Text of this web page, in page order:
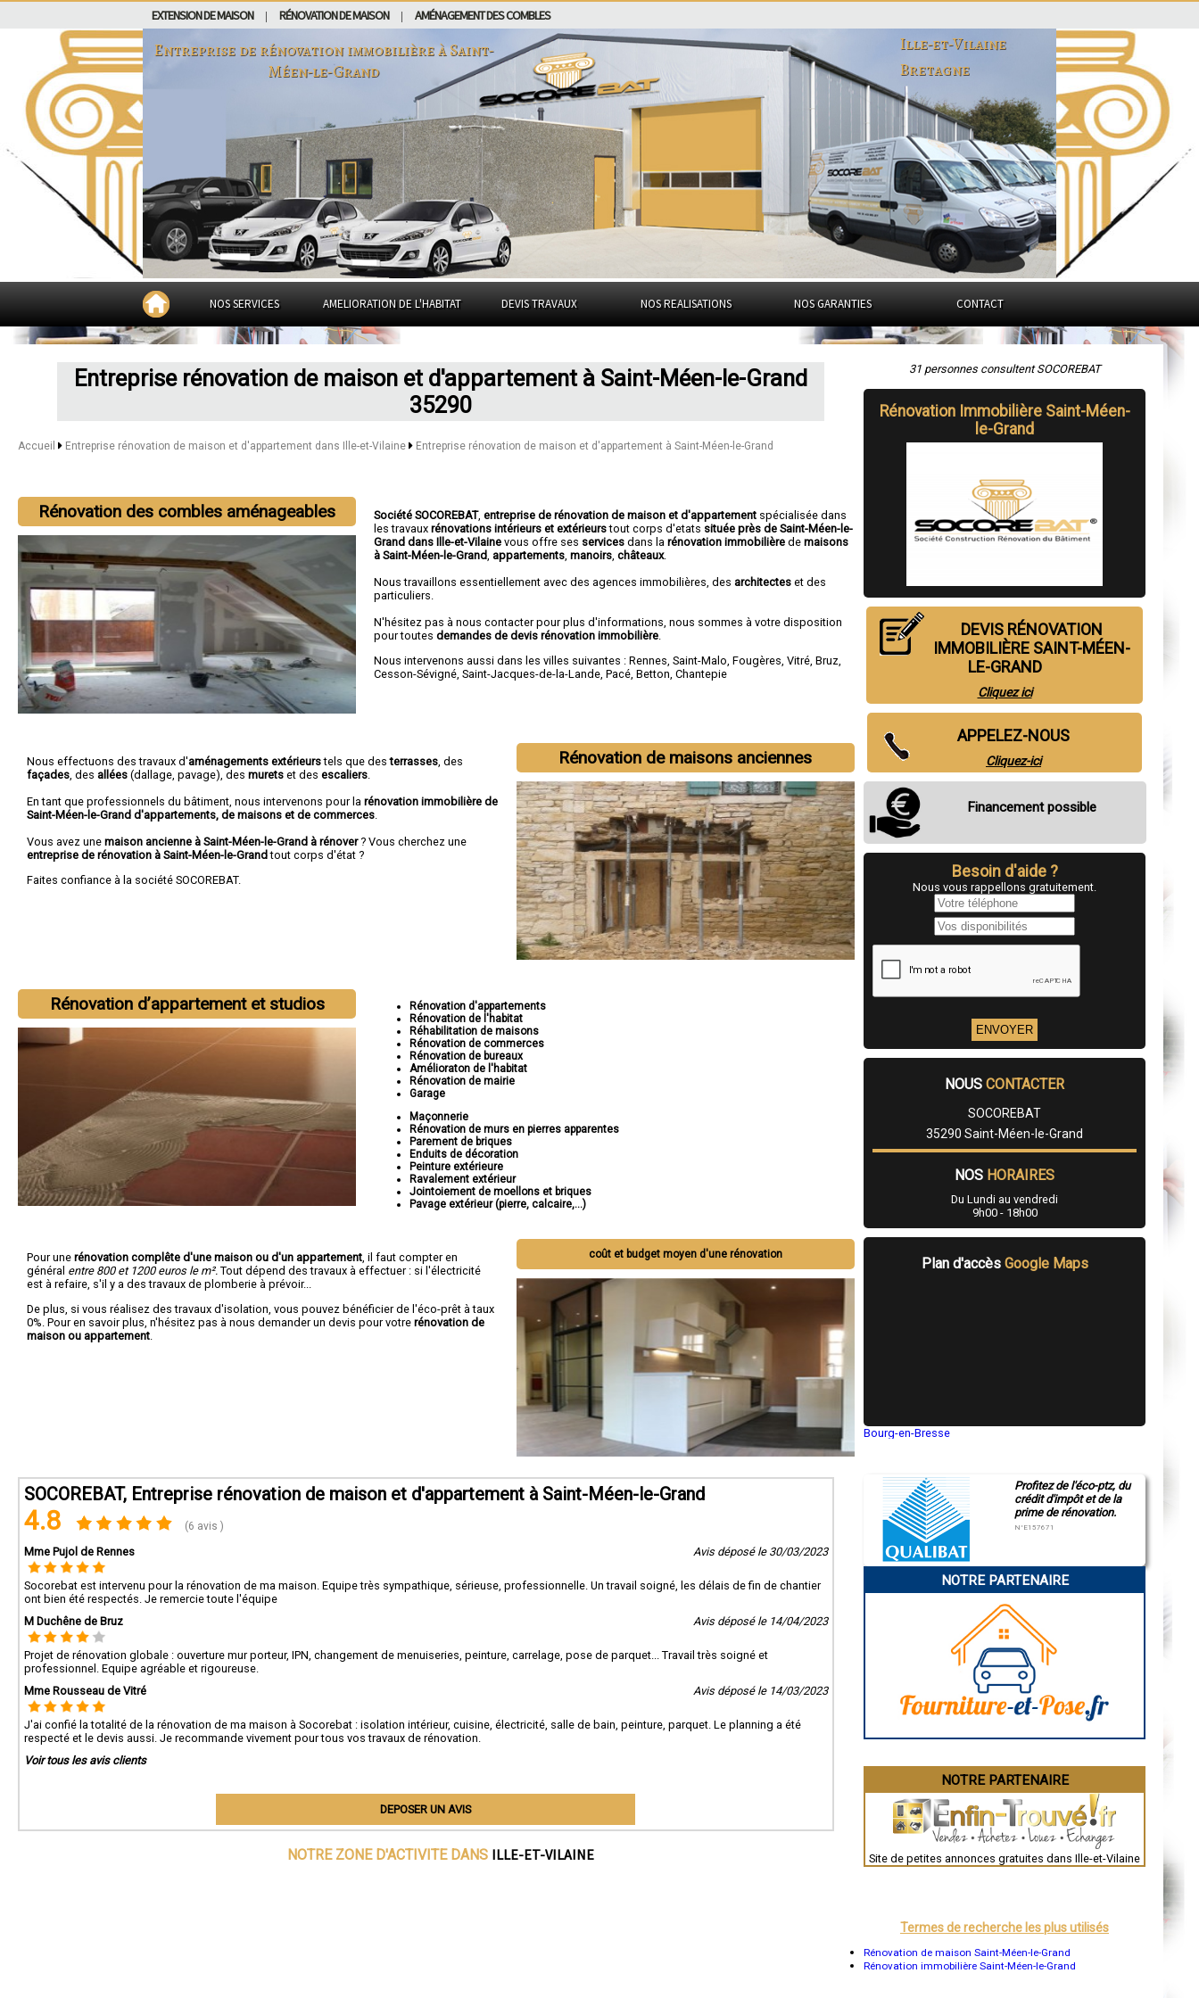
EXTENSION DE MAISON RÉNOVATION DE MAISON AMÉNAGEMENT DES COMBLES
Entreprise de rénovation immobilière àSaint-
Méen-le-Grand
Ille-et-Vilaine
Bretagne
NOS SERVICES AMELIORATION DE L'HABITAT DEVIS TRAVAUX NOS REALISATIONS NOS GARANTIES CONTACT
Entreprise rénovation de maison et d'appartement à Saint-Méen-le-Grand
35290
Accueil Entreprise rénovation de maison et d'appartement dans Ille-et-Vilaine Entreprise rénovation de maison et d'appartement à Saint-Méen-le-Grand
Rénovation des combles aménageables Société SOCOREBAT,entreprise de rénovation de maison et d'appartement spécialisée dans
les travauxrénovations intérieurs et extérieurstout corps d'etats située près de Saint-Méen-le-
Grand dans Ille-et-Vilainevous offre ses services dans larénovation immobilière demaisons
à Saint-Méen-le-Grand appartements ,manoirs ,châteaux.
Nous travaillons essentiellement avec des agences immobilières, des architectes et des
particuliers.
N'hésitez pas à nous contacter pour plus d'informations, nous sommes à votre disposition
pour toutesdemandes de devis rénovation immobilière
Nous intervenons aussi dans les villes suivantes :Rennes ,Saint-Malo ,Fougères ,Vitré ,Bruz
Cesson-Sévigné ,Saint-Jacques-de-la-Lande ,Pacé ,Betton ,Chantepie
Rénovation de maisons anciennes
Nous effectuons des travaux d'aménagements extérieurstels que desterrasses , des
façades , des allées (dallage, pavage), des murets et des escaliers
En tant que professionnels du bâtiment, nous intervenons pour la rénovation immobilière de
Saint-Méen-le-Grand d'appartements, de maisons et de commerces
Vous avez une maison ancienne à Saint-Méen-le-Grand à rénover? Vous cherchez une
entreprise de rénovation à Saint-Méen-le-Grandtout corps d'état ?
Faites confiance à la société SOCOREBAT.
Rénovation d’appartement et studios
Rénovation d'appartements
Rénovation de l'habitat
Réhabilitation de maisons
Rénovation de commerces
Rénovation de bureaux
Amélioraton de l'habitat
Rénovation de mairie
Garage
Maçonnerie
Rénovation de murs en pierres apparentes
Parement de briques
Enduits de décoration
Peinture extérieure
Ravalement extérieur
Jointoiement de moellons et briques
Pavage extérieur (pierre, calcaire,...)
coût et budget moyen d'une rénovation
Pour une rénovation complête d'une maison ou d'un appartement , il faut compter en
général entre 800 et 1200 euros le m². Tout dépend des travaux à effectuer : si l'électricité
est à refaire, s'il y a des travaux de plomberie à prévoir...
De plus, si vous réalisez des travaux d'isolation, vous pouvez bénéficier de l'éco-prêt à taux
0%. Pour en savoir plus, n'hésitez pas à nous demander un devis pour votre rénovation de
maison ou appartement
SOCOREBAT, Entreprise rénovation de maison et d'appartement à Saint-Méen-le-Grand
4.8 (6 avis )
Mme Pujol de Rennes Avis déposé le 30/03/2023
Socorebat est intervenu pour la rénovation de ma maison. Equipe très sympathique, sérieuse, professionnelle. Un travail soigné, les délais de fin de chantier
ont bien été respectés. Je remercie toute l'équipe
M Duchêne de Bruz
Avis déposé le 14/04/2023
Projet de rénovation globale : ouverture mur porteur, IPN, changement de menuiseries, peinture, carrelage, pose de parquet... Travail très soigné et
professionnel. Equipe agréable et rigoureuse.
Mme Rousseau de Vitré
Avis déposé le 14/03/2023
J'ai confié la totalité de la rénovation de ma maison à Socorebat : isolation intérieur, cuisine, électricité, salle de bain, peinture, parquet. Le planning a été
respecté et le devis aussi. Je recommande vivement pour tous vos travaux de rénovation.
Voir tous les avis clients
DEPOSER UN AVIS
NOTRE ZONE D'ACTIVITE DANS ILLE-ET-VILAINE
31 personnes consultent SOCOREBAT
Rénovation Immobilière Saint-Méen-
le-Grand
DEVIS RÉNOVATION
IMMOBILIÈRE SAINT-MÉEN-
LE-GRAND
Cliquez ici
APPELEZ-NOUS
Cliquez-ici
Financement possible
Besoin d'aide ?
Nous vous rappellons gratuitement.
NOUS CONTACTER
SOCOREBAT
35290 Saint-Méen-le-Grand
NOS HORAIRES
Du Lundi au vendredi
9h00 - 18h00
Plan d'accès Google Maps
Bourg-en-Bresse
Gap
Nice
Annonay
Charleville-Mézières
Troyes
Narbonne
Marseille
Saint-Brieuc
Besançon
Évreux
Brest
Nîmes
Toulouse
Montpellier
Blois
Saint-Étienne
Profitez de l'éco-ptz, du
crédit d'impôt et de la
prime de rénovation.
N°E157671
NOTRE PARTENAIRE
NOTRE PARTENAIRE
Site de petites annonces gratuites dans Ille-et-Vilaine
Termes de recherche les plus utilisés
Rénovation de maison Saint-Méen-le-Grand
Rénovation immobilière Saint-Méen-le-Grand